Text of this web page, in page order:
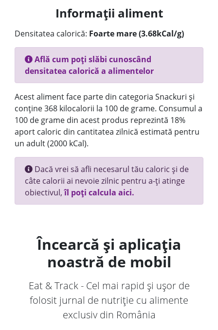
Informații aliment
Densitatea calorică: Foarte mare (3.68kCal/g)
Află cum poți slăbi cunoscând
densitatea calorică a alimentelor
Acest aliment face parte din categoria Snackuri și
conține 368 kilocalorii la 100 de grame. Consumul a
100 de grame din acest produs reprezintă 18%
aport caloric din cantitatea zilnică estimată pentru
un adult (2000 kCal).
Dacă vrei să afli necesarul tău caloric și de
câte calorii ai nevoie zilnic pentru a-ți atinge
obiectivul,îl poți calcula aici.
Încearcă și aplicația
noastră de mobil
Eat & Track - Cel mai rapid și ușor de
folosit jurnal de nutriție cu alimente
exclusiv din România